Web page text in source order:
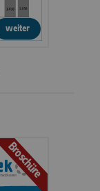
weiter
Broschüre